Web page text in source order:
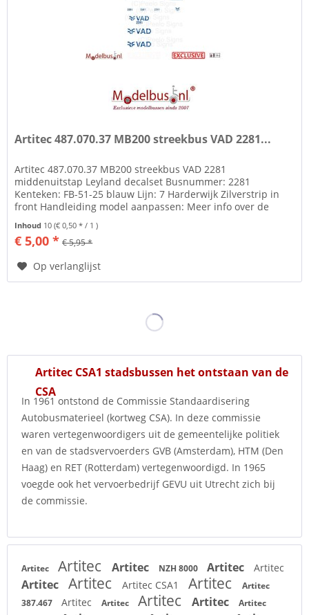
Artitec 487.070.37 MB200 streekbus VAD 2281...
Artitec 487.070.37 MB200 streekbus VAD 2281
middenuitstap Leyland decalset Busnummer: 2281
Kenteken: FB-51-25 blauw Lijn: 7 Harderwijk Zilverstrip in
front Handleiding model aanpassen: Meer info over de
Inhoud 10(€ 0,50 * / 1 )
€ 5,00 * € 5,95 *
Op verlanglijst
Artitec CSA1 stadsbussen het ontstaan van de
CSA
In 1961 ontstond de Commissie Standaardisering
Autobusmaterieel (kortweg CSA). In deze commissie
waren vertegenwoordigers uit de gemeentelijke politiek
en van de stadsvervoerders GVB (Amsterdam), HTM (Den
Haag) en RET (Rotterdam) vertegenwoordigd. In 1965
voegde ook het vervoerbedrijf GEVU uit Utrecht zich bij
de commissie.
Artitec Artitec Artitec NZH 8000 Artitec Artitec
Artitec Artitec Artitec CSA1 Artitec
Artitec
387.467
Artitec Artitec Artitec Artitec Artitec